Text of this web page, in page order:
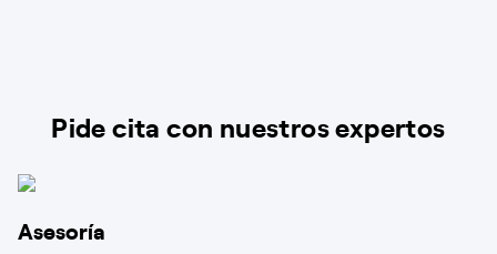
Pide cita con nuestros expertos
Asesoría